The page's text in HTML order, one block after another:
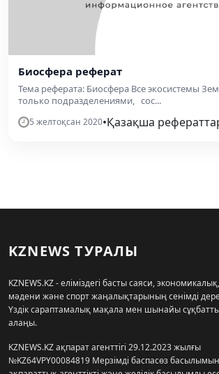
Биосфера реферат
Тема реферата: Биосфера Все экосистемы
только подразделениями, сос...
5 желтоқсан 2020•Қазақша
KZNEWS ТУРАЛЫ
KZNEWS.KZ - еліміздегі басты саяси, экономикалық,
мәдени және спорт жаңалықтарының сенімді
Үздік сараптамалық мақала мен шынайы
алаңы.
KZNEWS.KZ ақпарат агенттігі 29.12.2023 жылғы
№KZ64VPY00084819 Мерзімді баспасөз